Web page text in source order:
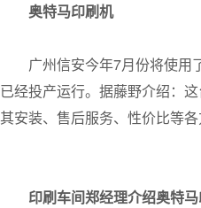
奥特马印刷机
广州信安今年7月份将使用
已经投产运行。据藤野介绍：
其安装、售后服务、性价比等
印刷车间郑经理介绍奥特